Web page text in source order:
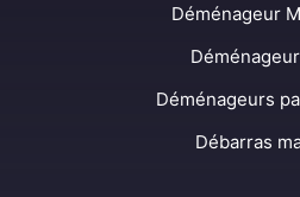
Déménageur
Déménageurs
Débarras